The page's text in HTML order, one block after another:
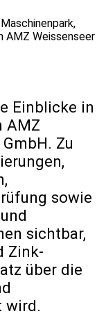
AMZ Weissenseer
Einblicke in
AMZ
Zu
sowie
sichtbar,
Zink-
über die
wird.